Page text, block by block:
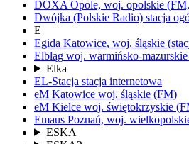
DOXA Opole, woj. opolskie
Dwójka (Polskie Radio) stacja
E
Egida Katowice, woj. śląskie
Elbląg woj. warmińsko-mazurskie
Elka
EL-Stacja stacja internetowa
eM Katowice woj. śląskie (FM)
eM Kielce woj. świętokrzyskie
Emaus Poznań, woj.
ESKA